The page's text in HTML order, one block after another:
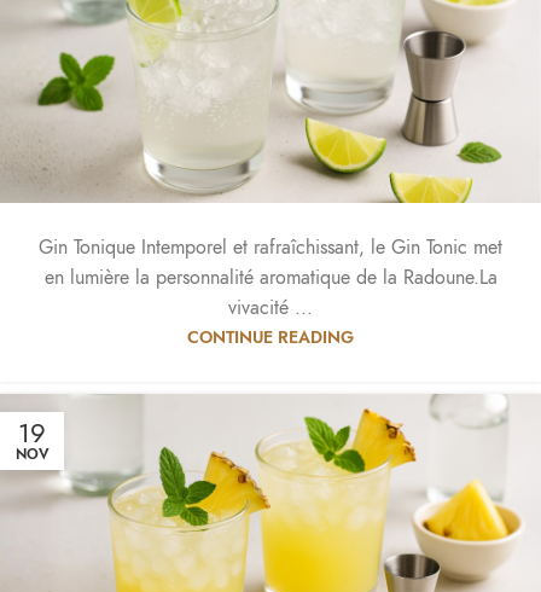
Gin Tonique Intemporel et rafraîchissant, le Gin Tonic met
en lumière la personnalité aromatique de la Radoune.La
vivacité ...
CONTINUE READING
19
NOV